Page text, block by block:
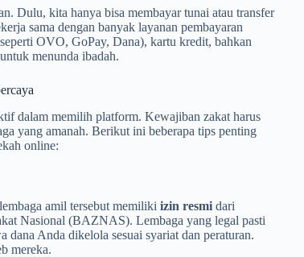
Dulu, kita hanya bisa membayar tunai atau transfer
sama dengan banyak layanan pembayaran
OVO, GoPay, Dana), kartu kredit, bahkan
menunda ibadah.
dalam memilih platform. Kewajiban zakat harus
yang amanah. Berikut ini beberapa tips penting
online:
amil tersebut memiliki izin resmi dari
Nasional (BAZNAS). Lembaga yang legal pasti
dana Anda dikelola sesuai syariat dan peraturan.
mereka.